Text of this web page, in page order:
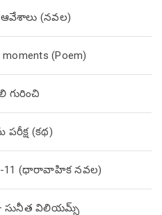
(నవల)
moments (Poem)
గురించి
(క‌థ‌)
11 (ధారావాహిక నవల)
సునీత విలియమ్స్